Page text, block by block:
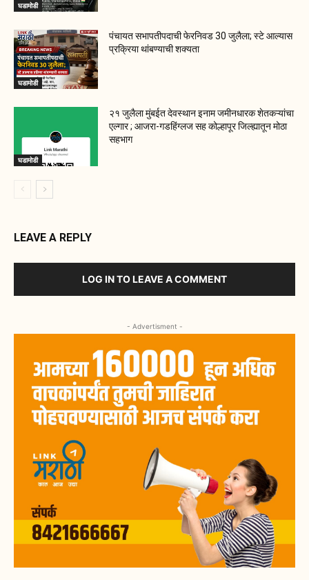
घडामोडी
घडामोडी
पंचायत सभापतीपदाची फेरनिवड 30 जुलैला; स्टे आल्यास
प्रक्रिया थांबण्याची शक्यता
घडामोडी
२१ जुलैला मुंबईत देवस्थान इनाम जमीनधारक शेतकऱ्यांचा
एल्गार ; आजरा-गडहिंग्लज सह कोल्हापूर जिल्ह्यातून मोठा
सहभाग
LEAVE A REPLY
LOG IN TO LEAVE A COMMENT
- Advertisment -